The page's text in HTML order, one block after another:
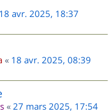
18 avr. 2025, 18:37
« 18 avr. 2025, 08:39
« 27 mars 2025, 17:54